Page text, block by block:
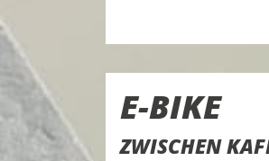
E-BIKE
ZWISCHEN